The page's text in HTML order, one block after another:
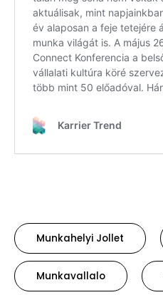
Munkahelyi Jollet
Munkavallalo